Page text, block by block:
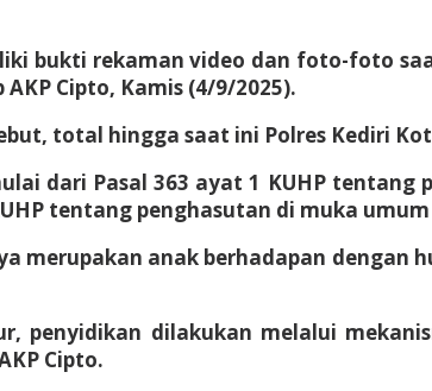
bukti rekaman video dan foto-foto
Cipto, Kamis (4/9/2025).
total hingga saat ini Polres Kediri
dari Pasal 363 ayat 1 KUHP
tentang penghasutan di muka
merupakan anak berhadapan dengan
penyidikan dilakukan melalui
Cipto.